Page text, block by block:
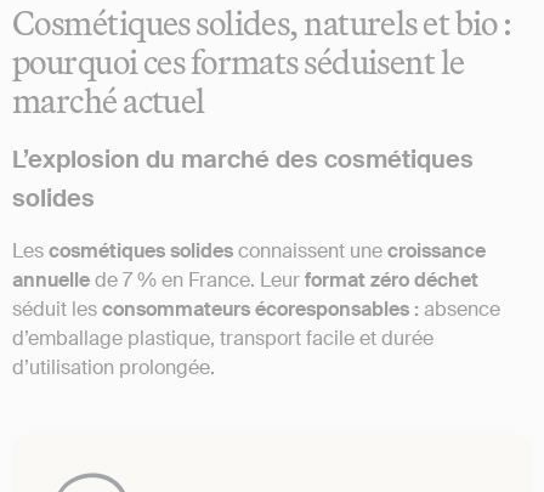
Cosmétiques solides, naturels et bio :
pourquoi ces formats séduisent le
marché actuel
L’explosion du marché des cosmétiques
solides
Lescosmétiques solidesconnaissent unecroissance
annuellede 7 % en France. Leurformat zéro déchet
séduit lesconsommateurs écoresponsables : absence
d’emballage plastique, transport facile et durée
d’utilisation prolongée.